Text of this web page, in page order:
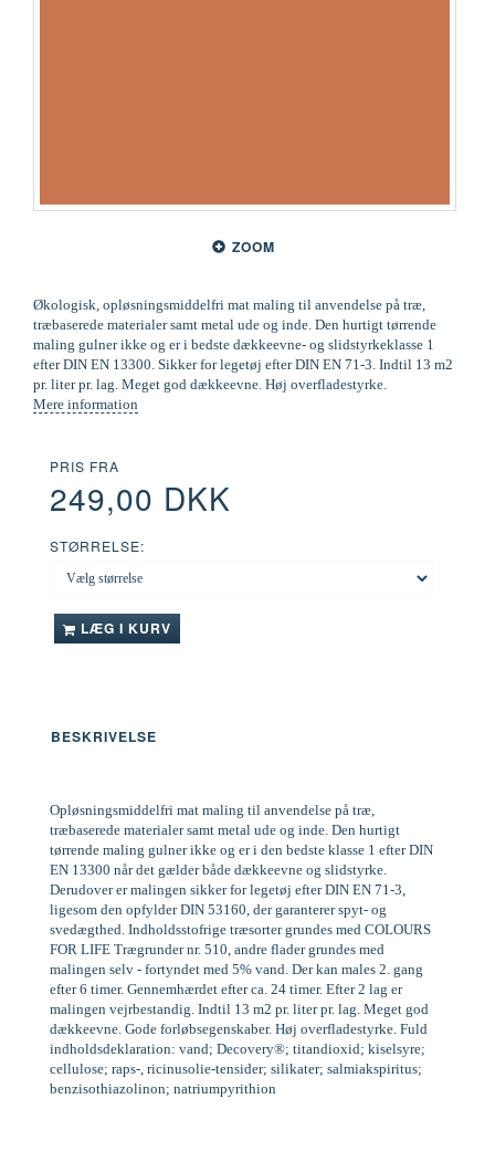
ZOOM
Økologisk, opløsningsmiddelfri mat maling til anvendelse på træ,
træbaserede materialer samt metal ude og inde. Den hurtigt tørrende
maling gulner ikke og er i bedste dækkeevne- og slidstyrkeklasse 1
efter DIN EN 13300. Sikker for legetøj efter DIN EN 71-3. Indtil 13 m2
pr. liter pr. lag. Meget god dækkeevne. Høj overfladestyrke.
Mere information
PRIS FRA
249,00 DKK
STØRRELSE:
LÆG I KURV
BESKRIVELSE
Opløsningsmiddelfri mat maling til anvendelse på træ,
træbaserede materialer samt metal ude og inde. Den hurtigt
tørrende maling gulner ikke og er i den bedste klasse 1 efter DIN
EN 13300 når det gælder både dækkeevne og slidstyrke.
Derudover er malingen sikker for legetøj efter DIN EN 71-3,
ligesom den opfylder DIN 53160, der garanterer spyt- og
svedægthed. Indholdsstofrige træsorter grundes med COLOURS
FOR LIFE Trægrunder nr. 510, andre flader grundes med
malingen selv - fortyndet med 5% vand. Der kan males 2. gang
efter 6 timer. Gennemhærdet efter ca. 24 timer. Efter 2 lag er
malingen vejrbestandig. Indtil 13 m2 pr. liter pr. lag. Meget god
dækkeevne. Gode forløbsegenskaber. Høj overfladestyrke. Fuld
indholdsdeklaration: vand; Decovery®; titandioxid; kiselsyre;
cellulose; raps-, ricinusolie-tensider; silikater; salmiakspiritus;
benzisothiazolinon; natriumpyrithion